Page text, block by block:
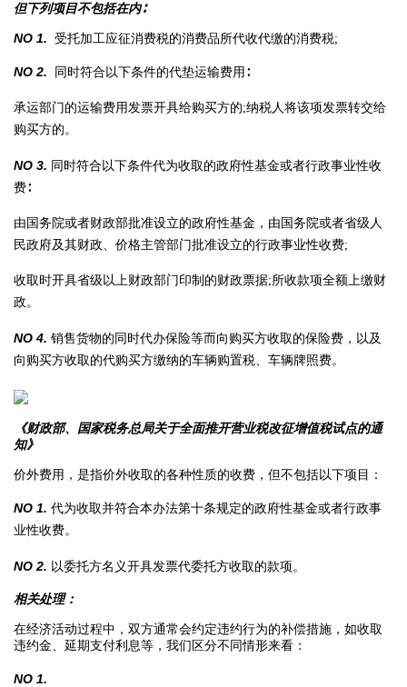
但下列项目不包括在内∶
NO 1. 受托加工应征消费税的消费品所代收代缴的消费税;
NO 2. 同时符合以下条件的代垫运输费用∶
承运部门的运输费用发票开具给购买方的;纳税人将该项发票转交给
购买方的。
NO 3. 同时符合以下条件代为收取的政府性基金或者行政事业性收
费∶
由国务院或者财政部批准设立的政府性基金，由国务院或者省级人
民政府及其财政、价格主管部门批准设立的行政事业性收费;
收取时开具省级以上财政部门印制的财政票据;所收款项全额上缴财
政。
NO 4. 销售货物的同时代办保险等而向购买方收取的保险费，以及
向购买方收取的代购买方缴纳的车辆购置税、车辆牌照费。
《财政部、国家税务总局关于全面推开营业税改征增值税试点的通
知》
价外费用，是指价外收取的各种性质的收费，但不包括以下项目：
NO 1. 代为收取并符合本办法第十条规定的政府性基金或者行政事
业性收费。
NO 2. 以委托方名义开具发票代委托方收取的款项。
相关处理：
在经济活动过程中，双方通常会约定违约行为的补偿措施，如收取
违约金、延期支付利息等，我们区分不同情形来看：
NO 1.